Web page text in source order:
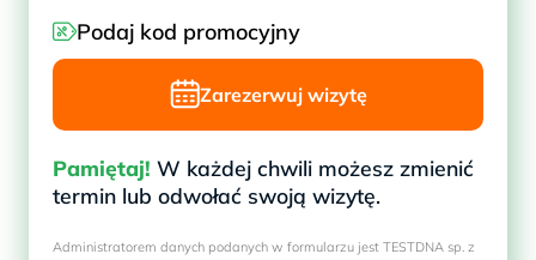
Podaj kod promocyjny
Zarezerwuj wizytę
Pamiętaj! W każdej chwili możesz zmienić
termin lub odwołać swoją wizytę.
Administratorem danych podanych w formularzu jest TESTDNA sp. z